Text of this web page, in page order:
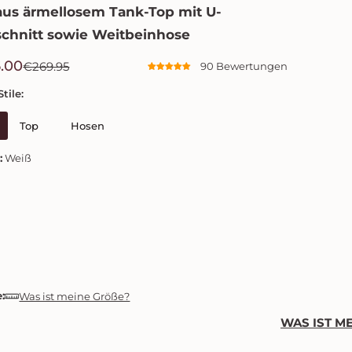
ärmellosem Tank-Top mit U-
sowie Weitbeinhose
R
e
l
r
€269.95 90 Bewertungen
Top Hosen
Weiß
Was ist meine Größe?
WAS IST